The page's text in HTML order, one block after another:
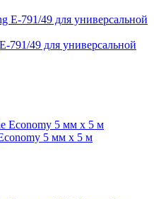
49 для универсальной
5 мм x 5 м